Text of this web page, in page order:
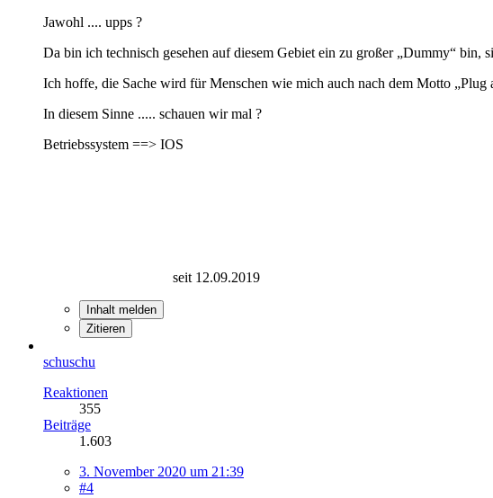
Jawohl .... upps ?
Da bin ich technisch gesehen auf diesem Gebiet ein zu großer „Dummy“
Ich hoffe, die Sache wird für Menschen wie mich auch nach dem Motto „Plug
In diesem Sinne ..... schauen wir mal ?
Betriebssystem ==> IOS
seit 12.09.2019
Inhalt melden
Zitieren
schuschu
Reaktionen
355
Beiträge
1.603
3. November 2020 um 21:39
#4